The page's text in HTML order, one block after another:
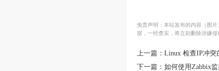
免责声明：本站发布的内容（图
据，一经查实，将立刻删除涉嫌
上一篇： Linux 检查IP冲突
下一篇： 如何使用Zabbix